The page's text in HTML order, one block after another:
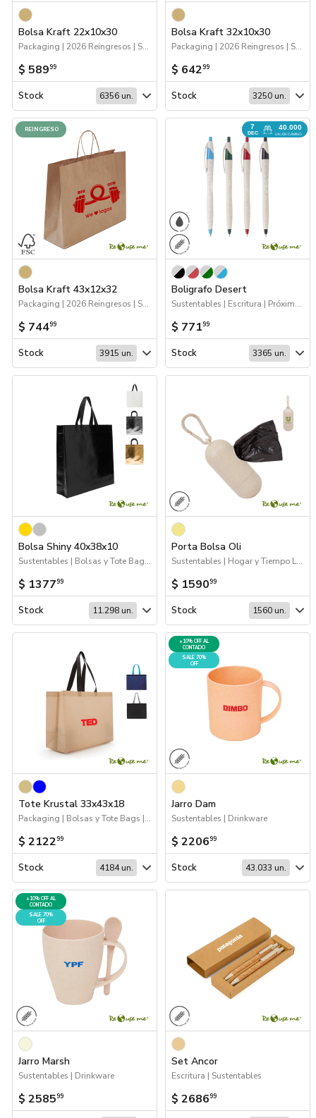
Marcas
Catálogos
Sé partner
Bolsa Kraft 22x10x30
Packaging | 2026 Reingresos | Sustentables | Bolsas y Tote Bags
$ 58999
Stock 6356 un.
Bolsa Kraft 32x10x30
Packaging | 2026 Reingresos | Sustentables | Bolsas y Tote Bags
$ 64299
Stock 3250 un.
REINGRESO
Bolsa Kraft 43x12x32
Packaging | 2026 Reingresos | Sustentables | Bolsas y Tote Bags
$ 74499
Stock 3915 un.
7
DEC
40.000
UN. EN CAMINO
Boligrafo Desert
Sustentables | Escritura | Próximos Arribos
$ 77199
Stock 3365 un.
Bolsa Shiny 40x38x10
Sustentables | Bolsas y Tote Bags | Packaging
$ 137799
Stock 11.298 un.
Porta Bolsa Oli
Sustentables | Hogar y Tiempo Libre
$ 159099
Stock 1560 un.
Tote Krustal 33x43x18
Packaging | Bolsas y Tote Bags | Sustentables
$ 212299
Stock 4184 un.
+10% OFF AL
CONTADO
SALE 70%
OFF
Jarro Dam
Sustentables | Drinkware
$ 220699
Stock 43.033 un.
+10% OFF AL
CONTADO
SALE 70%
OFF
Jarro Marsh
Sustentables | Drinkware
$ 258599
Set Ancor
Escritura | Sustentables
$ 268699